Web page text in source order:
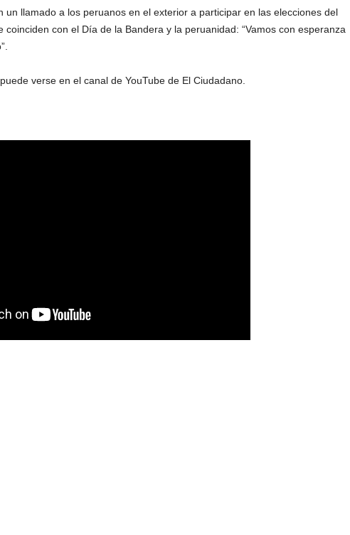
un llamado a los peruanos en el exterior a participar en las elecciones del
coinciden con el Día de la Bandera y la peruanidad: “Vamos con esperanza
verse en el canal de YouTube de El Ciudadano.